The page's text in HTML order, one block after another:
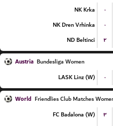
NK Krka
۰
NK Dren Vrhinka
۰
ND Beltinci
۲
Austria Bundesliga Women
LASK Linz (W)
۰
World Friendlies Club Matches
FC Badalona (W)
۳